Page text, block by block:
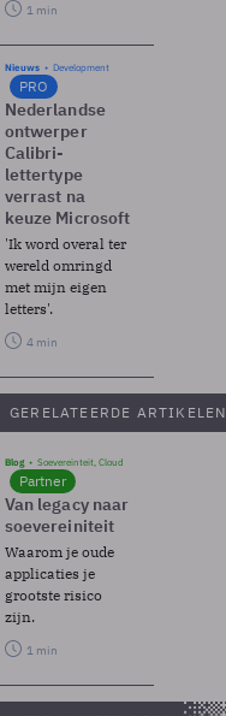
1 min
Nieuws Development
PRO
Nederlandse
ontwerper
Calibri-
lettertype
verrast na
keuze Microsoft
'Ik word overal ter
wereld omringd
met mijn eigen
letters'.
4 min
GERELATEERDE ARTIKELEN
Blog Soevereinteit, Cloud
Partner
Van legacy naar
soevereiniteit
Waarom je oude
applicaties je
grootste risico
zijn.
1 min